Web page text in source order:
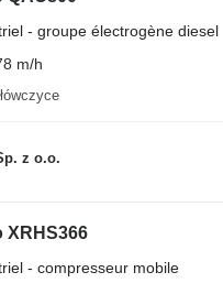
- groupe électrogène diesel
m/h
z o.o.
XRHS366
- compresseur mobile